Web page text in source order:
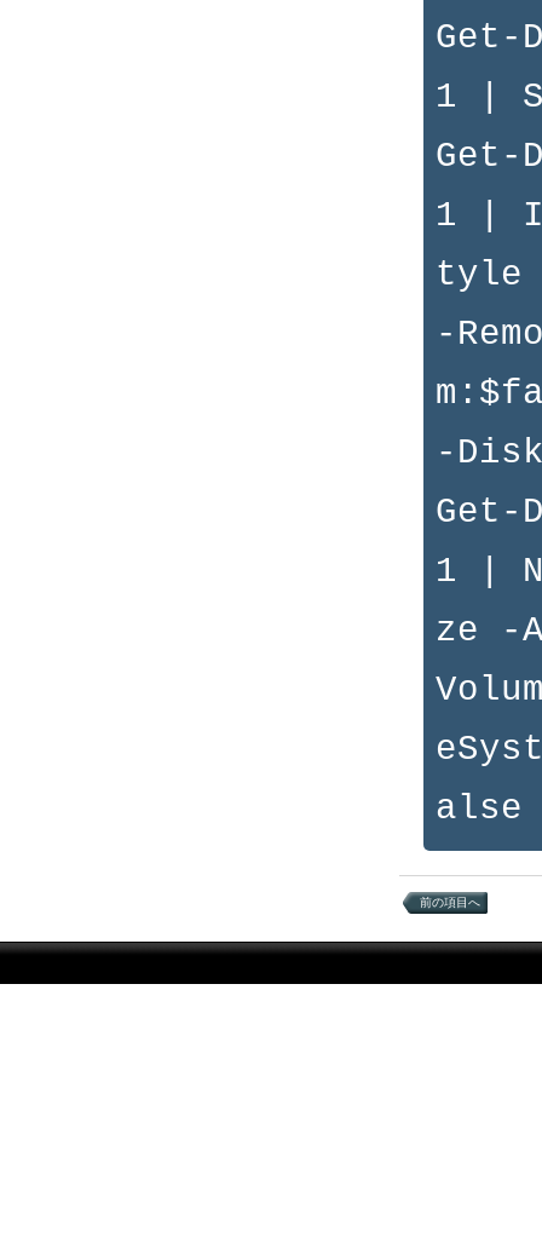
Get-
1 |
Get-
1 |
tyle
-
-
Get-
1 |
ze -
alse
前の項目へ